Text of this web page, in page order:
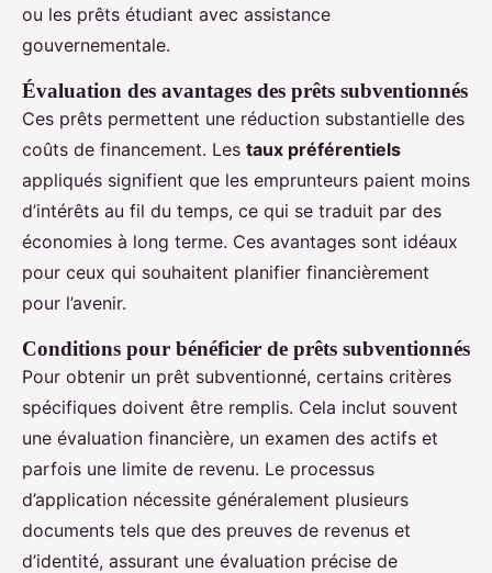
ou les prêts étudiant avec assistance
gouvernementale.
Évaluation des avantages des prêts subventionnés
Ces prêts permettent une réduction substantielle des
coûts de financement. Les taux préférentiels
appliqués signifient que les emprunteurs paient moins
d’intérêts au fil du temps, ce qui se traduit par des
économies à long terme. Ces avantages sont idéaux
pour ceux qui souhaitent planifier financièrement
pour l’avenir.
Conditions pour bénéficier de prêts subventionnés
Pour obtenir un prêt subventionné, certains critères
spécifiques doivent être remplis. Cela inclut souvent
une évaluation financière, un examen des actifs et
parfois une limite de revenu. Le processus
d’application nécessite généralement plusieurs
documents tels que des preuves de revenus et
d’identité, assurant une évaluation précise de